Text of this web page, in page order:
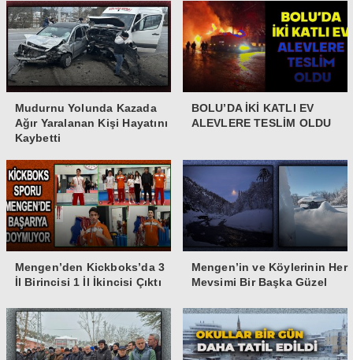
Mudurnu Yolunda Kazada
Ağır Yaralanan Kişi Hayatını
Kaybetti
BOLU’DA İKİ KATLI EV
ALEVLERE TESLİM OLDU
Mengen’den Kickboks’da 3
İl Birincisi 1 İl İkincisi Çıktı
Mengen’in ve Köylerinin Her
Mevsimi Bir Başka Güzel